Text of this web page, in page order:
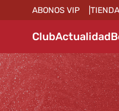
ABONOS VIP TIENDA
ClubActualidad